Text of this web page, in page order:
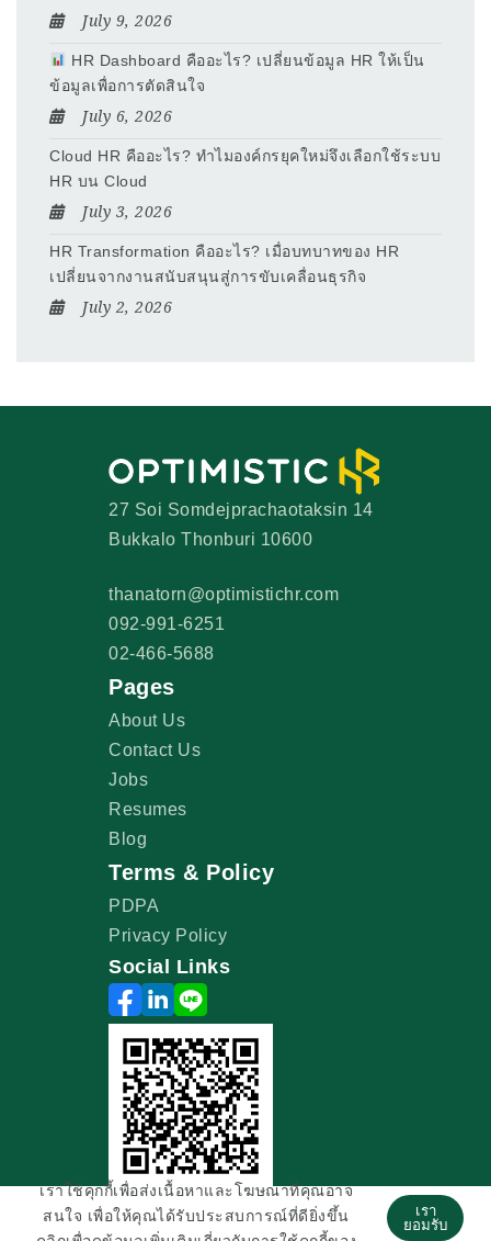
เราใช้คุกกี้เพื่อส่งเนื้อหาและโฆษณาที่คุณอาจ
สนใจ เพื่อให้คุณได้รับประสบการณ์ที่ดียิ่งขึ้น
เรา
ยอมรับ
July 9, 2026
HR Dashboard คืออะไร? เปลี่ยนข้อมูล HR ให้เป็น
ข้อมูลเพื่อการตัดสินใจ
July 6, 2026
Cloud HR คืออะไร? ทำไมองค์กรยุคใหม่จึงเลือกใช้ระบบ
HR บน Cloud
July 3, 2026
HR Transformation คืออะไร? เมื่อบทบาทของ HR
เปลี่ยนจากงานสนับสนุนสู่การขับเคลื่อนธุรกิจ
July 2, 2026
27 Soi Somdejprachaotaksin 14
Bukkalo Thonburi 10600
thanatorn@optimistichr.com
092-991-6251
02-466-5688
Pages
About Us
Contact Us
Jobs
Resumes
Blog
Terms & Policy
PDPA
Privacy Policy
Social Links
©2026 Copyright All Right Reserved